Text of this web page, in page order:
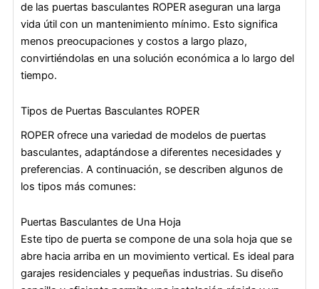
de las puertas basculantes ROPER aseguran una larga
vida útil con un mantenimiento mínimo. Esto significa
menos preocupaciones y costos a largo plazo,
convirtiéndolas en una solución económica a lo largo del
tiempo.
Tipos de Puertas Basculantes ROPER
ROPER ofrece una variedad de modelos de puertas
basculantes, adaptándose a diferentes necesidades y
preferencias. A continuación, se describen algunos de
los tipos más comunes:
Puertas Basculantes de Una Hoja
Este tipo de puerta se compone de una sola hoja que se
abre hacia arriba en un movimiento vertical. Es ideal para
garajes residenciales y pequeñas industrias. Su diseño